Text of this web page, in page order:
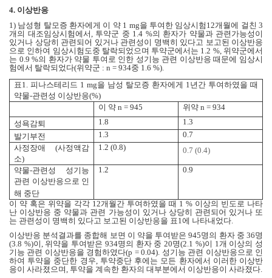
4. 이상반응
1) 남성형 탈모증 환자에게 이 약1 mg을 투여한 임상시험 12개월에 걸친 3
개의 대조임상시험에서, 투약군 중 1.4 %의 환자가 약물과 관련가능성이
있거나 상당히 관련되어 있거나 관련성이 명백히 있다고 보고된 이상반응
으로 인하여 임상시험도중 탈락되었으며 투약군에서는 1.2 %, 위약군에서
는 0.9 %의 환자가 약물 투여로 인한 성기능 관련 이상반응 때문에 임상시
험에서 탈락되었다(위약군 : n = 934중 1.6 %).
표1.피나스테리드 1 mg을 남성 탈모증 환자에게 1 년간 투여하였을 때
약물-관련성 이상반응(%)
이 약n = 945 위약n = 934
성욕감퇴
1.8
1.3
발기부전
1.3
0.7
사정장애 (사정액감
소)
1.2 (0.8) 0.7 (0.4)
약물-관련성 성기능
관련 이상반응으로 인
해 중단
1.2 0.9
이 약 혹은 위약을 각각 12개월간 투여하였을 때 1 % 이상의 빈도로 나타
난 이상반응 중 약물과 관련 가능성이 있거나 상당히 관련되어 있거나 또
는 관련성이 명백히 있다고 보고된 이상반응을 표1 에 나타내었다
이상반응 분석결과를 종합해 보면 이 약을 투여받은 945명의 환자 중 36명
(3.8 %)이, 위약을 투여받은 934명의 환자 중 20명(2.1 %)이 1개 이상의 성
기능 관련 이상반응을 경험하였다(p = 0.04). 성기능 관련 이상반응으로 인
하여 투약을 중단한 경우, 투약중단 후에는 모든 환자에서 이러한 이상반
응이 사라졌으며, 투약을 계속한 환자의 대부분에서 이상반응이 사라졌다.